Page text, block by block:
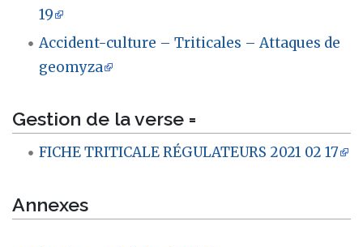
19
Accident-culture – Triticales – Attaques de
geomyza
Gestion de la verse =
FICHE TRITICALE RÉGULATEURS 2021 02 17
Annexes